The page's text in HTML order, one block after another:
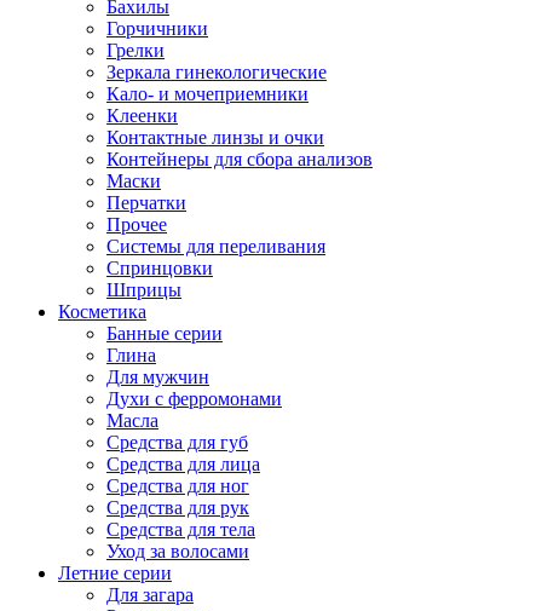
Бахилы
Горчичники
Грелки
Зеркала гинекологические
Кало- и мочеприемники
Клеенки
Контактные линзы и очки
Контейнеры для сбора анализов
Маски
Перчатки
Прочее
Системы для переливания
Спринцовки
Шприцы
Косметика
Банные серии
Глина
Для мужчин
Духи с ферромонами
Масла
Средства для губ
Средства для лица
Средства для ног
Средства для рук
Средства для тела
Уход за волосами
Летние серии
Для загара